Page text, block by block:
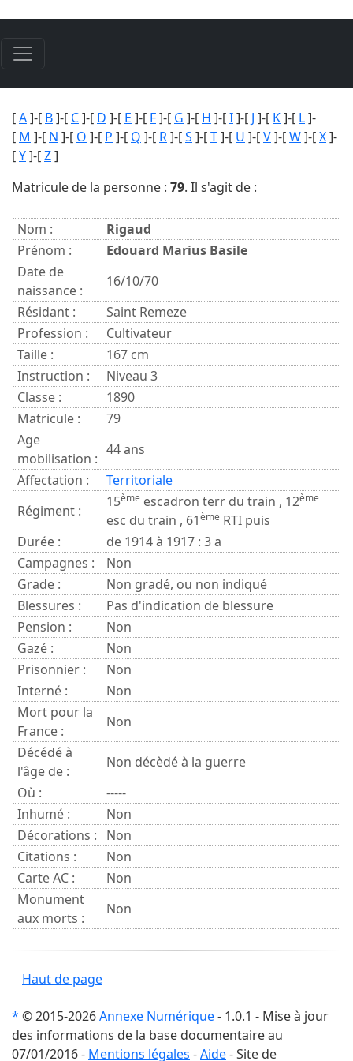
[A]-[ B]-[ C]-[ D ]-[ E ]-[ F]-[ G ]-[ H ]-[I]-[ J ]-[ K]-[ L]-
[ M ]-[ N ]-[ O ]-[ P ]-[ Q ]-[ R]-[S ]-[T]-[ U ]-[V]-[W]-[X]-
[Y]-[Z]
Matricule de la personne : 79. Il s'agit de :
Nom :
Rigaud
Prénom :
Edouard Marius Basile
Date de
naissance :
16/10/70
Résidant :
Saint Remeze
Profession :
Cultivateur
Taille :
167 cm
Instruction :
Niveau 3
Classe :
1890
Matricule :
79
Age
mobilisation :
44 ans
Affectation :
Territoriale
Régiment :
15ème escadron terr du train , 12ème
esc du train , 61ème RTI puis
Durée :
de 1914 à 1917 : 3 a
Campagnes :
Non
Grade :
Non gradé, ou non indiqué
Blessures :
Pas d'indication de blessure
Pension :
Non
Gazé :
Non
Prisonnier :
Non
Interné :
Non
Mort pour la
France :
Non
Décédé à
l'âge de :
Non décèdé à la guerre
Où :
-----
Inhumé :
Non
Décorations :
Non
Citations :
Non
Carte AC :
Non
Monument
aux morts :
Non
Haut de page
* © 2015-2026Annexe Numérique- 1.0.1 - Mise à jour
des informations de la base documentaire au
07/01/2016 - Mentions légales -Aide- Site de